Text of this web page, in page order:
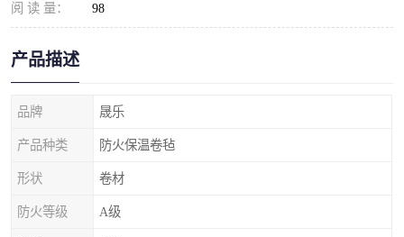
阅 读 量： 98
产品描述
品牌 晟乐
产品种类 防火保温卷毡
形状 卷材
防火等级 A级